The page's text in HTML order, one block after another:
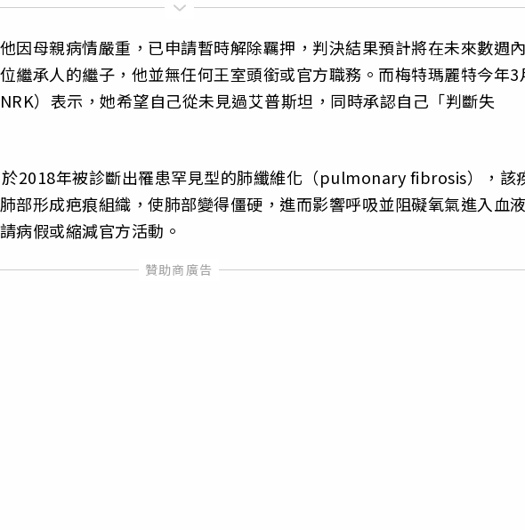
因母親病情嚴重，已申請暫時解除羈押，判決結果預計將在未來數週
繼承人的繼子，他並無任何王室頭銜或官方職務。而梅特瑪麗特今年3
）表示，她希望自己從未見過艾普斯坦，同時承認自己「判斷失
2018年被診斷出罹患罕見型的肺纖維化（pulmonary fibrosis），該
部形成疤痕組織，使肺部變得僵硬，進而影響呼吸並阻礙氧氣進入血
病假或縮減官方活動。